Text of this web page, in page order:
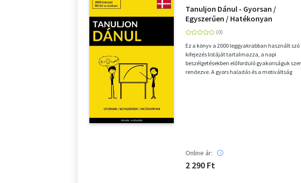
Tanuljon Dánul - Gyorsan /
Egyszerűen / Hatékonyan
Ez a könyv a 2000 leggyakrabban használt szó
kifejezés listáját tartalmazza, a napi
beszélgetésekben előforduló gyakoriságuk
rendezve. A gyors haladás és a motiváltság
Online ár:
2 290 Ft